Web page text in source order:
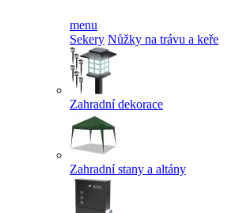
menu
Sekery Nůžky na trávu a keře
Zahradní dekorace
Zahradní stany a altány